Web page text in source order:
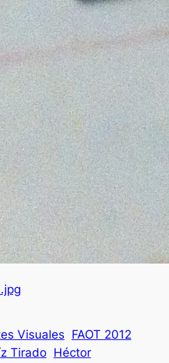
Visuales FAOT 2012
Tirado Héctor